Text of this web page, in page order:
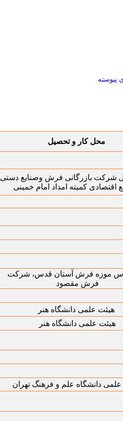
پیوسته
محل کار و تحصیل
شرکت بازرگانی فرش وصنایع دستی
اقتصادی کمیته امداد امام خمینی
موزه فرش آستان قدس، شرکت
فرش مقصود
هیئت علمی دانشگاه هنر
هیئت علمی دانشگاه هنر
دانشگاه علم و فرهنگ تهران